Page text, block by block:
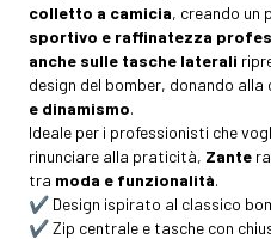
colletto a camicia, creando un
sportivo e raffinatezza
anche sulle tasche laterali
design del bomber, donando
e dinamismo.
Ideale per i professionisti che
rinunciare alla praticità, Zante
tra moda e funzionalità.
✔️ Design ispirato al classico
✔️ Zip centrale e tasche con